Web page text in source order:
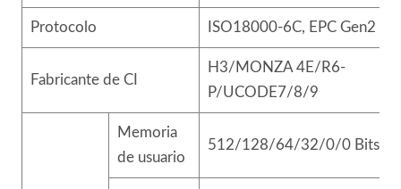
Protocolo ISO18000-6C, EPC Gen2
Fabricante de CI
H3/MONZA 4E/R6-
P/UCODE7/8/9
Memoria
de usuario
512/128/64/32/0/0 Bits